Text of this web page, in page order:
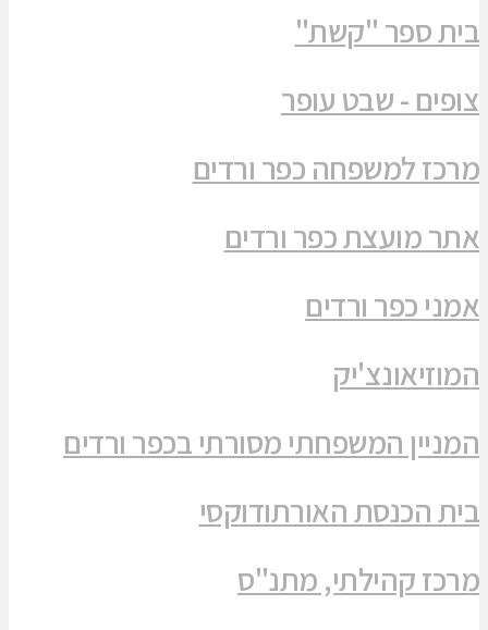
בית ספר "קשת"
צופים - שבט עופר
מרכז למשפחה כפר ורדים
אתר מועצת כפר ורדים
אמני כפר ורדים
המוזיאונצ'יק
המניין המשפחתי מסורתי בכפר ורדים
בית הכנסת האורתודוקסי
מרכז קהילתי, מתנ"ס